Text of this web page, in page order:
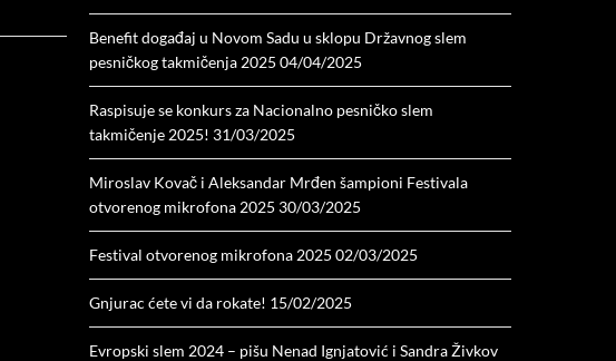
Benefit događaj u Novom Sadu u sklopu Državnog slem
pesničkog takmičenja 2025 04/04/2025
Raspisuje se konkurs za Nacionalno pesničko slem
takmičenje 2025! 31/03/2025
Miroslav Kovač i Aleksandar Mrđen šampioni Festivala
otvorenog mikrofona 2025 30/03/2025
Festival otvorenog mikrofona 2025 02/03/2025
Gnjurac ćete vi da rokate! 15/02/2025
Evropski slem 2024 – pišu Nenad Ignjatović i Sandra Živkov